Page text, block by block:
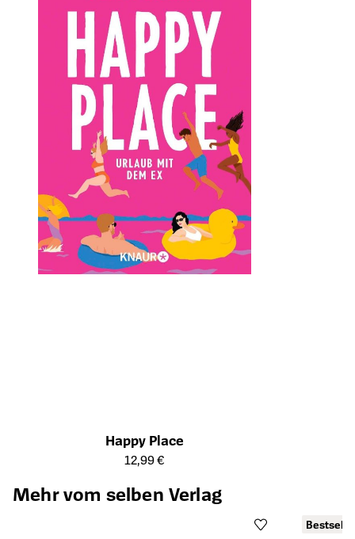
Happy Place
Öffnet die Detailseite des Produkts
12,99 €
Mehr vom selben Verlag